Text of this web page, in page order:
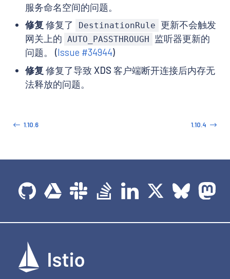
服务命名空间的问题。
修复 修复了 DestinationRule
更新不会触发
网关上的 AUTO_PASSTHROUGH
监听器更新的
问题。 (Issue #34944)
修复 修复了导致 XDS 客户端断开连接后内存无
法释放的问题。
1.10.6 1.10.4